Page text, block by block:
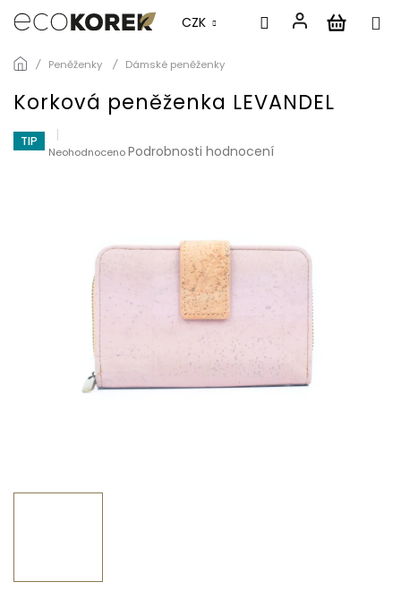
Přejít
obsah
CZK
Peněženky Dámské peněženky
Korková peněženka LEVANDEL
TIP
Průměrné
hvězdiček.
NeohodnocenoPodrobnosti hodnocení